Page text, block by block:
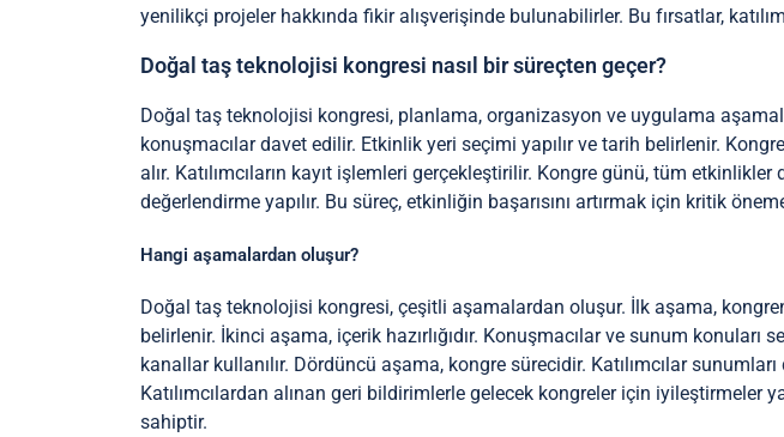
yenilikçi projeler hakkında fikir alışverişinde bulunabilirler. Bu fırsatlar,
Doğal taş teknolojisi kongresi nasıl bir süreçten geçer?
Doğal taş teknolojisi kongresi, planlama, organizasyon ve uygulama
konuşmacılar davet edilir. Etkinlik yeri seçimi yapılır ve tarih belirlenir.
alır. Katılımcıların kayıt işlemleri gerçekleştirilir. Kongre günü, tüm
değerlendirme yapılır. Bu süreç, etkinliğin başarısını artırmak için kritik
Hangi aşamalardan oluşur?
Doğal taş teknolojisi kongresi, çeşitli aşamalardan oluşur. İlk aşama,
belirlenir. İkinci aşama, içerik hazırlığıdır. Konuşmacılar ve sunum konuları
kanallar kullanılır. Dördüncü aşama, kongre sürecidir. Katılımcılar
Katılımcılardan alınan geri bildirimlerle gelecek kongreler için iyileştirmeler
sahiptir.